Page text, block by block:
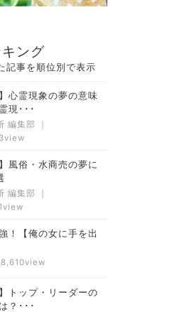
ング
記事を順位別で表示
】心霊現象の夢の意味
現･･･
編集部
｜
風俗・水商売の夢に
編集部
｜
！【俺の女に手を出
8,610view
】トップ・リーダーの
？･･･